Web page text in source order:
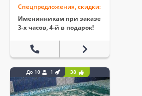
Спецпредложения, скидки:
Именинникам при заказе
3-х часов, 4-й в подарок!
До 10 1 38